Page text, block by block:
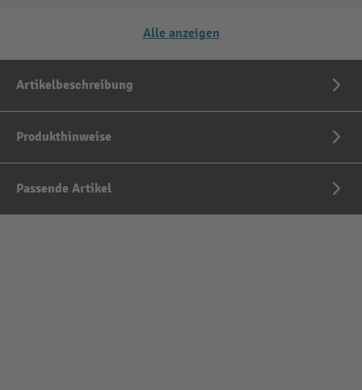
Alle anzeigen
Artikelbeschreibung
Produkthinweise
Passende Artikel